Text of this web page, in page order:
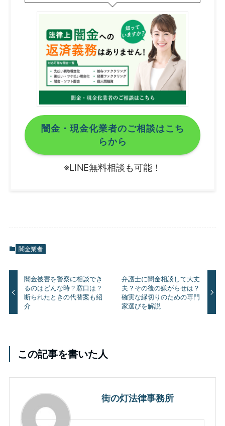
闇金・現金化業者のご相談はこち
らから
※LINE無料相談も可能！
闇金業者
闇金被害を警察に相談でき
るのはどんな時？窓口は？
断られたときの代替案も紹
介
弁護士に闇金相談して大丈
夫？その後の嫌がらせは？
確実な縁切りのための専門
家選びを解説
この記事を書いた人
街の灯法律事務所